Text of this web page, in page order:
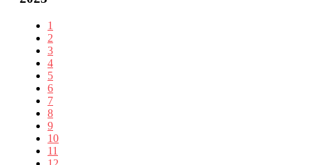
1
2
3
4
5
6
7
8
9
10
11